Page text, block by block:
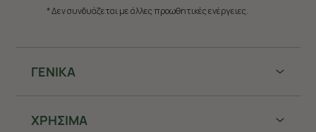
ΓΕΝΙΚΑ
ΧΡHΣΙΜΑ
* Δεν συνδυάζεται με άλλες προωθητικές ενέργειες.